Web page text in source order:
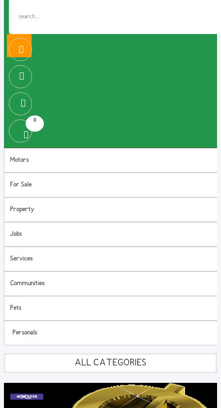
0
Motors
For Sale
Property
Jobs
Services
Communities
Pets
Personals
ALL CATEGORIES